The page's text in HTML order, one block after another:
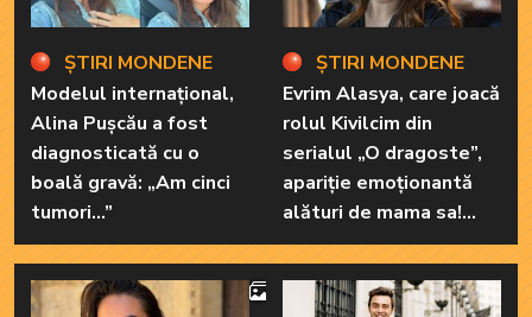
ȘTIRI MONDENE
Modelul internațional,
Alina Pușcău a fost
diagnosticată cu o
boală gravă: „Am cinci
tumori...”
ȘTIRI MONDENE
Evrim Alasya, care joacă
rolul Kivilcim din
serialul „O dragoste”,
apariție emoționantă
alături de mama sa!
Iată cum arată cea mai
importantă persoană
din viața renumitei